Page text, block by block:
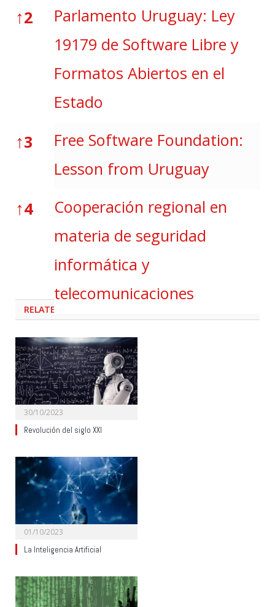
↑2
Parlamento Uruguay: Ley
19179 de Software Libre y
Formatos Abiertos en el
Estado
↑3
Free Software Foundation:
Lesson from Uruguay
↑4
Cooperación regional en
materia de seguridad
informática y
telecomunicaciones
RELATED
30/10/2023
Revolución del siglo XXI
01/10/2023
La Inteligencia Artificial